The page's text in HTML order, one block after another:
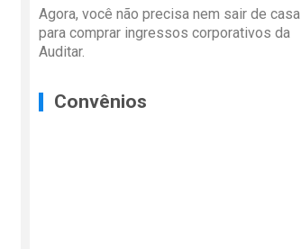
Agora, você não precisa nem sair de casa
para comprar ingressos corporativos da
Auditar.
Convênios